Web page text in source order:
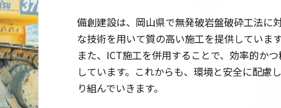
備創建設は、岡山県で無発破岩盤破砕工法に
な技術を用いて質の高い施工を提供しています
また、ICT施工を併用することで、効率的か
しています。これからも、環境と安全に配慮
り組んでいきます。